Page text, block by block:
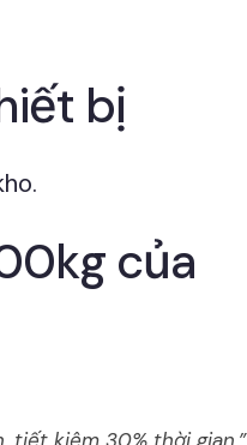
bị
của
tiết kiệm 30% thời gian.”